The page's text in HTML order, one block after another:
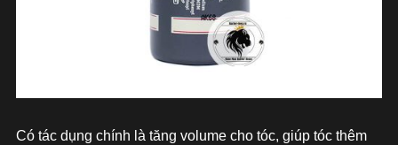
Có tác dụng chính là tăng volume cho tóc, giúp tóc thêm